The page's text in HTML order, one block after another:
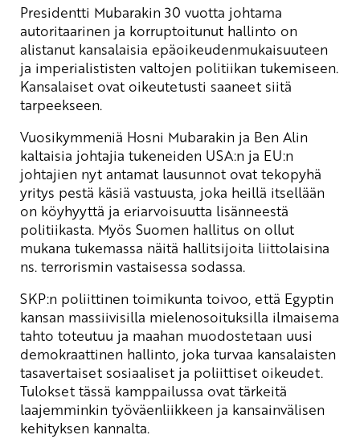
Presidentti Mubarakin 30 vuotta johtama
autoritaarinen ja korruptoitunut hallinto on
alistanut kansalaisia epäoikeudenmukaisuuteen
ja imperialististen valtojen politiikan tukemiseen.
Kansalaiset ovat oikeutetusti saaneet siitä
tarpeekseen.
Vuosikymmeniä Hosni Mubarakin ja Ben Alin
kaltaisia johtajia tukeneiden USA:n ja EU:n
johtajien nyt antamat lausunnot ovat tekopyhä
yritys pestä käsiä vastuusta, joka heillä itsellään
on köyhyyttä ja eriarvoisuutta lisänneestä
politiikasta. Myös Suomen hallitus on ollut
mukana tukemassa näitä hallitsijoita liittolaisina
ns. terrorismin vastaisessa sodassa.
SKP:n poliittinen toimikunta toivoo, että Egyptin
kansan massiivisilla mielenosoituksilla ilmaisema
tahto toteutuu ja maahan muodostetaan uusi
demokraattinen hallinto, joka turvaa kansalaisten
tasavertaiset sosiaaliset ja poliittiset oikeudet.
Tulokset tässä kamppailussa ovat tärkeitä
laajemminkin työväenliikkeen ja kansainvälisen
kehityksen kannalta.